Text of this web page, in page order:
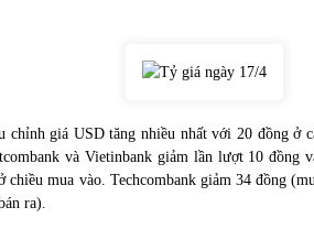
giá USD tăng nhiều nhất với 20 đồng ở
và Vietinbank giảm lần lượt 10 đồng
mua vào. Techcombank giảm 34 đồng
ra).